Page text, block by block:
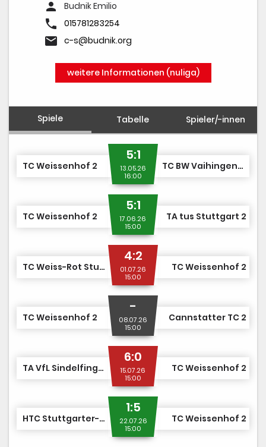
person Budnik Emilio
phone 015781283254
email c-s@budnik.org
weitere Informationen (nuliga)
Spiele Tabelle Spieler/-innen
TC Weissenhof 2
5:1
13.05.26
16:00
TC BW Vaihingen-Rohr 1
TC Weissenhof 2
5:1
17.06.26
15:00
TA tus Stuttgart 2
TC Weiss-Rot Stuttgart 2
4:2
01.07.26
15:00
TC Weissenhof 2
TC Weissenhof 2
-
08.07.26
15:00
Cannstatter TC 2
TA VfL Sindelfingen 1862 1
6:0
15.07.26
15:00
TC Weissenhof 2
HTC Stuttgarter-Kickers 2
1:5
22.07.26
15:00
TC Weissenhof 2